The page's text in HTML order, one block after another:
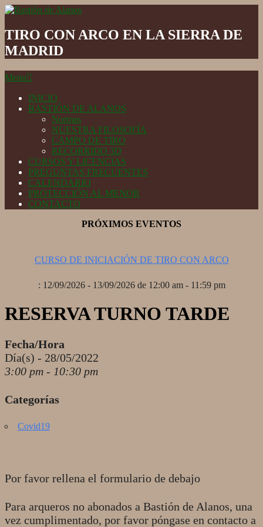
Skip
content
de
Alanos
TIRO CON ARCO EN LA SIERRA DE
MADRID
Secondary
Menu
Menu
INICIO
BASTIÓN DE ALANOS
Normas
NUESTRA FILOSOFÍA
CAMPO DE TIRO
RECORRIDO 3D
CURSOS Y LICENCIAS
PREGUNTAS FRECUENTES
CALENDARIO
PROTECCIÓN AL MENOR
CONTACTO
PRÓXIMOS EVENTOS
CURSO DE INICIACIÓN DE TIRO CON ARCO
: 12/09/2026 - 13/09/2026 de 12:00 am - 11:59 pm
RESERVA TURNO TARDE
Fecha/Hora
Día(s) - 28/05/2022
3:00 pm - 10:30 pm
Categorías
Covid19
Por favor rellena el formulario de debajo
Para arqueros no abonados a Bastión de Alanos, una
vez cumplimentado, por favor póngase en contacto a